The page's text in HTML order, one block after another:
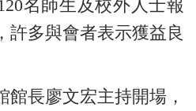
名師生及校外人士報
許多與會者表示獲益良
長廖文宏主持開場，